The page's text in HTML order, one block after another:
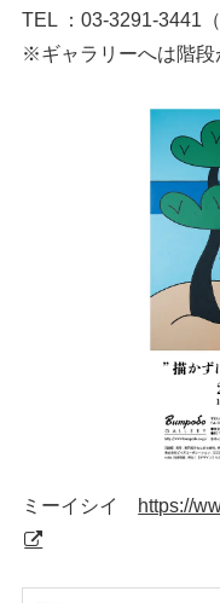
TEL ：03-3291-3441
※ギャラリーへは階段
ミーイシイ https://